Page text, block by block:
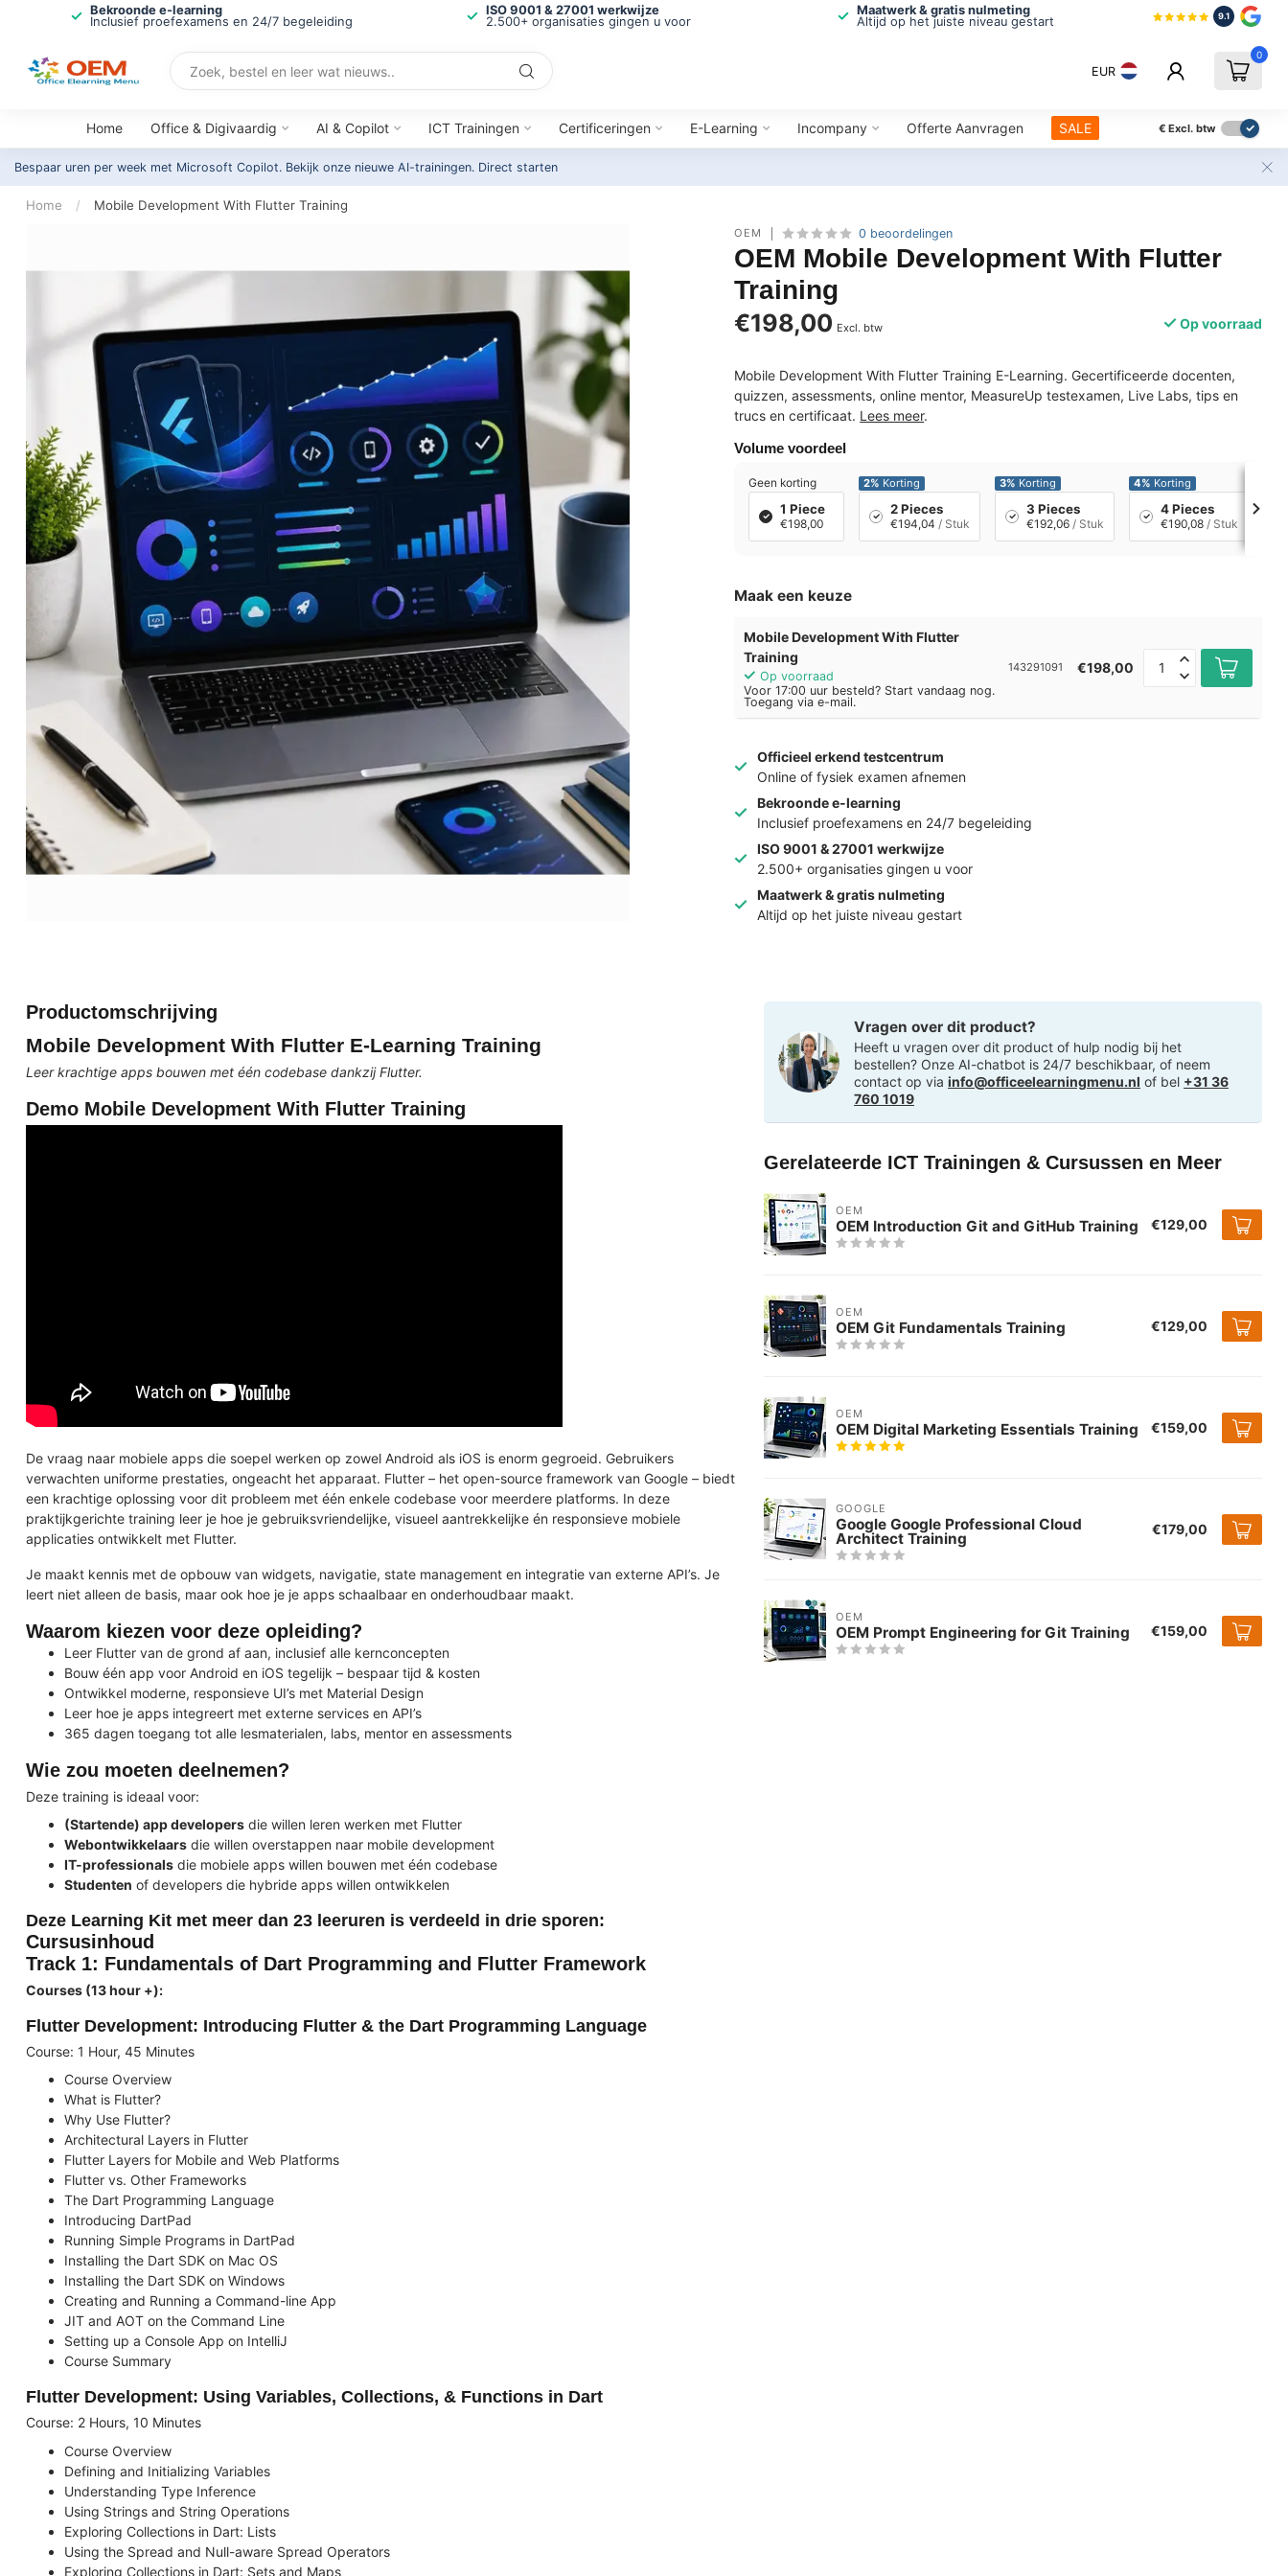
Bekroonde e-learning
Inclusief proefexamens en 24/7 begeleiding
ISO 9001 & 27001 werkwijze
2.500+ organisaties gingen u voor
Maatwerk & gratis nulmeting
Altijd op het juiste niveau gestart
9.1
EUR
0
Home Office & Digivaardig AI & Copilot ICT Trainingen Certificeringen E-Learning Incompany Offerte Aanvragen SALE € Excl. btw
Bespaar uren per week met Microsoft Copilot. Bekijk onze nieuwe AI-trainingen. Direct starten
Home / Mobile Development With Flutter Training
OEM 0 beoordelingen
OEM Mobile Development With Flutter
Training
€198,00 Excl. btw Op voorraad
Mobile Development With Flutter Training E-Learning. Gecertificeerde docenten,
quizzen, assessments, online mentor, MeasureUp testexamen, Live Labs, tips en
trucs en certificaat. Lees meer.
Volume voordeel
Geen korting
1 Piece
€198,00
2% Korting
2 Pieces
€194,04 / Stuk
3% Korting
3 Pieces
€192,06 / Stuk
4% Korting
4 Pieces
€190,08 / Stuk
Maak een keuze
Mobile Development With Flutter
Training
Op voorraad
Voor 17:00 uur besteld? Start vandaag nog.
Toegang via e-mail.
143291091 €198,00
Officieel erkend testcentrum
Online of fysiek examen afnemen
Bekroonde e-learning
Inclusief proefexamens en 24/7 begeleiding
ISO 9001 & 27001 werkwijze
2.500+ organisaties gingen u voor
Maatwerk & gratis nulmeting
Altijd op het juiste niveau gestart
Productomschrijving
Mobile Development With Flutter E-Learning Training
Leer krachtige apps bouwen met één codebase dankzij Flutter.
Demo Mobile Development With Flutter Training
De vraag naar mobiele apps die soepel werken op zowel Android als iOS is enorm gegroeid. Gebruikers
verwachten uniforme prestaties, ongeacht het apparaat. Flutter – het open-source framework van Google – biedt
een krachtige oplossing voor dit probleem met één enkele codebase voor meerdere platforms. In deze
praktijkgerichte training leer je hoe je gebruiksvriendelijke, visueel aantrekkelijke én responsieve mobiele
applicaties ontwikkelt met Flutter.
Je maakt kennis met de opbouw van widgets, navigatie, state management en integratie van externe API’s. Je
leert niet alleen de basis, maar ook hoe je je apps schaalbaar en onderhoudbaar maakt.
Waarom kiezen voor deze opleiding?
Leer Flutter van de grond af aan, inclusief alle kernconcepten
Bouw één app voor Android en iOS tegelijk – bespaar tijd & kosten
Ontwikkel moderne, responsieve UI’s met Material Design
Leer hoe je apps integreert met externe services en API’s
365 dagen toegang tot alle lesmaterialen, labs, mentor en assessments
Wie zou moeten deelnemen?
Deze training is ideaal voor:
(Startende) app developers die willen leren werken met Flutter
Webontwikkelaars die willen overstappen naar mobile development
IT-professionals die mobiele apps willen bouwen met één codebase
Studenten of developers die hybride apps willen ontwikkelen
Deze Learning Kit met meer dan 23 leeruren is verdeeld in drie sporen:
Cursusinhoud
Track 1: Fundamentals of Dart Programming and Flutter Framework
Courses (13 hour +):
Flutter Development: Introducing Flutter & the Dart Programming Language
Course: 1 Hour, 45 Minutes
Course Overview
What is Flutter?
Why Use Flutter?
Architectural Layers in Flutter
Flutter Layers for Mobile and Web Platforms
Flutter vs. Other Frameworks
The Dart Programming Language
Introducing DartPad
Running Simple Programs in DartPad
Installing the Dart SDK on Mac OS
Installing the Dart SDK on Windows
Creating and Running a Command-line App
JIT and AOT on the Command Line
Setting up a Console App on IntelliJ
Course Summary
Flutter Development: Using Variables, Collections, & Functions in Dart
Course: 2 Hours, 10 Minutes
Course Overview
Defining and Initializing Variables
Understanding Type Inference
Using Strings and String Operations
Exploring Collections in Dart: Lists
Using the Spread and Null-aware Spread Operators
Exploring Collections in Dart: Sets and Maps
Vragen over dit product?
Heeft u vragen over dit product of hulp nodig bij het
bestellen? Onze AI-chatbot is 24/7 beschikbaar, of neem
contact op via info@officeelearningmenu.nl of bel +31 36
760 1019
Gerelateerde ICT Trainingen & Cursussen en Meer
OEM
OEM Introduction Git and GitHub Training €129,00
OEM
OEM Git Fundamentals Training €129,00
OEM
OEM Digital Marketing Essentials Training €159,00
GOOGLE
Google Google Professional Cloud
Architect Training €179,00
OEM
OEM Prompt Engineering for Git Training €159,00